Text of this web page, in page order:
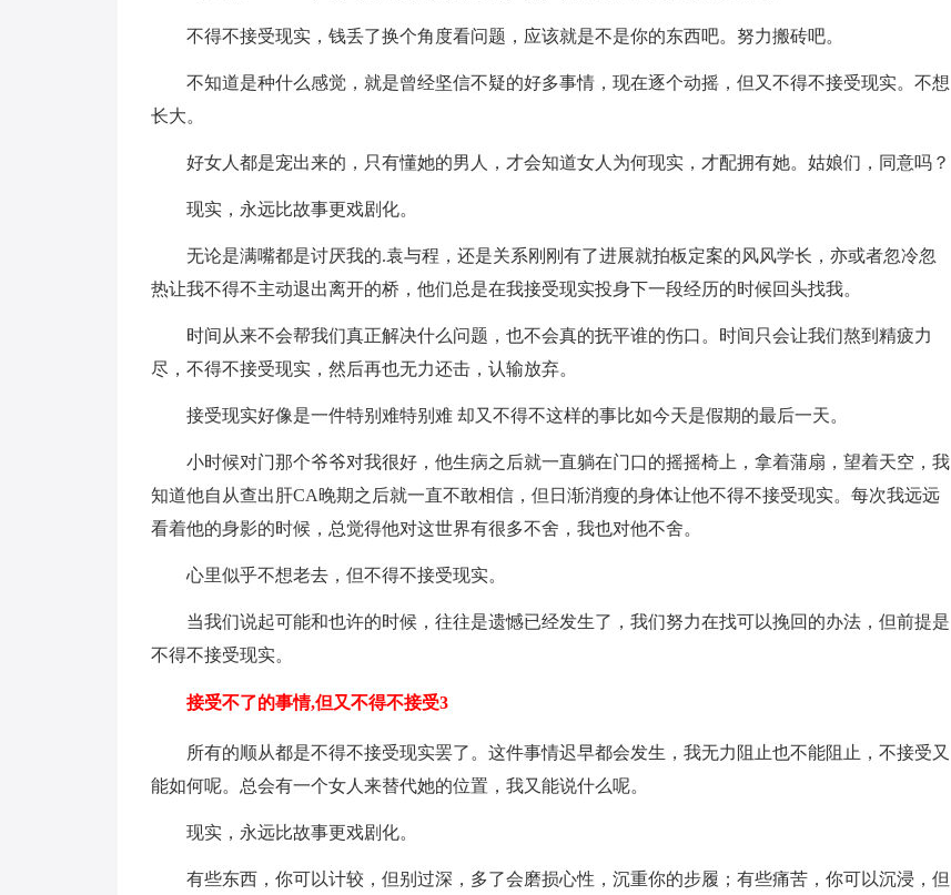
不得不接受现实，钱丢了换个角度看问题，应该就是不是你的东西吧。努力搬砖吧。
不知道是种什么感觉，就是曾经坚信不疑的好多事情，现在逐个动摇，但又不得不接受现实。不想
长大。
好女人都是宠出来的，只有懂她的男人，才会知道女人为何现实，才配拥有她。姑娘们，同意吗？
现实，永远比故事更戏剧化。
无论是满嘴都是讨厌我的.袁与程，还是关系刚刚有了进展就拍板定案的风风学长，亦或者忽冷忽
热让我不得不主动退出离开的桥，他们总是在我接受现实投身下一段经历的时候回头找我。
时间从来不会帮我们真正解决什么问题，也不会真的抚平谁的伤口。时间只会让我们熬到精疲力
尽，不得不接受现实，然后再也无力还击，认输放弃。
接受现实好像是一件特别难特别难 却又不得不这样的事比如今天是假期的最后一天。
小时候对门那个爷爷对我很好，他生病之后就一直躺在门口的摇摇椅上，拿着蒲扇，望着天空，我
知道他自从查出肝CA晚期之后就一直不敢相信，但日渐消瘦的身体让他不得不接受现实。每次我远远
看着他的身影的时候，总觉得他对这世界有很多不舍，我也对他不舍。
心里似乎不想老去，但不得不接受现实。
当我们说起可能和也许的时候，往往是遗憾已经发生了，我们努力在找可以挽回的办法，但前提是
不得不接受现实。
接受不了的事情,但又不得不接受3
所有的顺从都是不得不接受现实罢了。这件事情迟早都会发生，我无力阻止也不能阻止，不接受又
能如何呢。总会有一个女人来替代她的位置，我又能说什么呢。
现实，永远比故事更戏剧化。
有些东西，你可以计较，但别过深，多了会磨损心性，沉重你的步履；有些痛苦，你可以沉浸，但